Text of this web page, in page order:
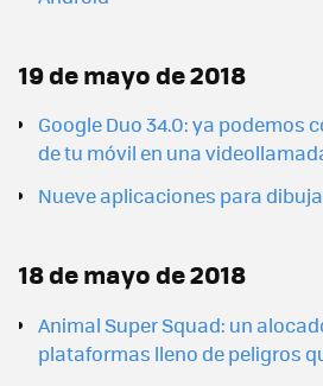
19 de mayo de 2018
Google Duo 34.0: ya podemos
de tu móvil en una
Nueve aplicaciones para
18 de mayo de 2018
Animal Super Squad: un
plataformas lleno de peligros